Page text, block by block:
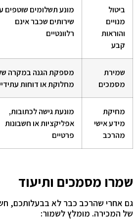
ביטול
מנויים
והוראות
קבע
מונע תשלומים שוטפים
שירותים שכבר אינם
רלוונטיים
שמירת
מסמכים
מספקת הגנה במקרה
מחלוקת או דוחות
מחיקת
מידע אישי
מהרכב
מונעת גישה לכתובות,
אפליקציות או חשבונות
פרטיים
שמרו מסמכים ותיעוד
גם אחרי שהרכב כבר לא בבעלותכם,
של המכירה. מומלץ לשמור: